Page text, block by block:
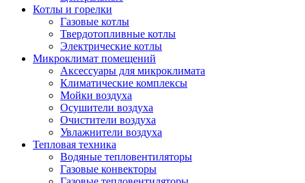
Котлы и горелки
Газовые котлы
Твердотопливные котлы
Электрические котлы
Микроклимат помещений
Аксессуары для микроклимата
Климатические комплексы
Мойки воздуха
Осушители воздуха
Очистители воздуха
Увлажнители воздуха
Тепловая техника
Водяные тепловентиляторы
Газовые конвекторы